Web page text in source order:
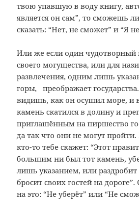
твою упавшую в воду книгу,
является он сам”, то сможешь
сказать: “Нет, не сможет” и “Я
Или же если один чудотворный
своего могущества, или для
развлечения, одним лишь
горы, преображает
видишь, как он осушил море, и
камень скатился в долину и
приглашённым на пиршество
да так что они не могут
кто-то тебе скажет: “Этот
большим ни был тот камень,
лишь указанием, или раздробит
бросит своих гостей на
на это: “Не уберёт” или “Не